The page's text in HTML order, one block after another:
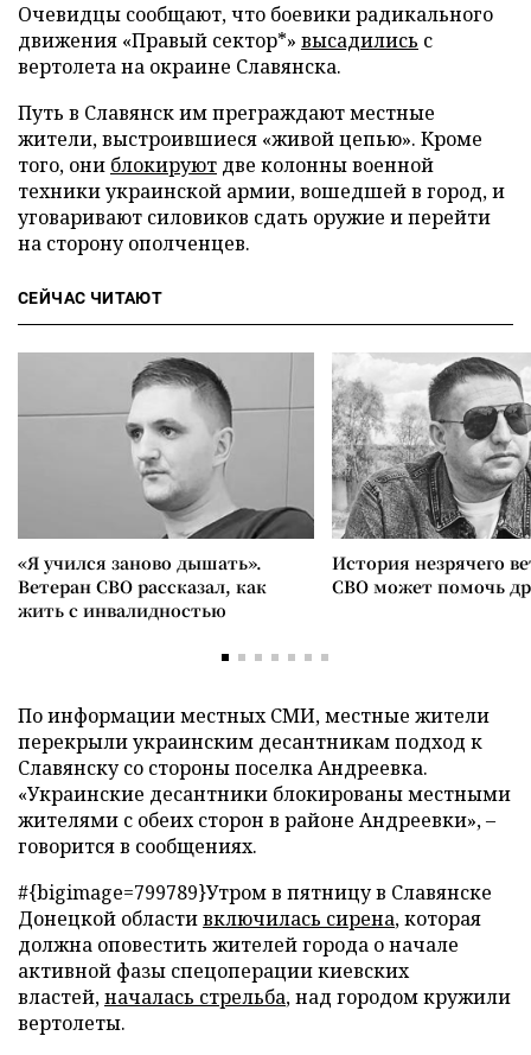
Очевидцы сообщают, что боевики радикального
движения «Правый сектор*» высадились с
вертолета на окраине Славянска.
Путь в Славянск им преграждают местные
жители, выстроившиеся «живой цепью». Кроме
того, они блокируют две колонны военной
техники украинской армии, вошедшей в город, и
уговаривают силовиков сдать оружие и перейти
на сторону ополченцев.
СЕЙЧАС ЧИТАЮТ
«Я учился заново дышать».
Ветеран СВО рассказал, как
жить с инвалидностью
История незрячего
СВО может помочь
По информации местных СМИ, местные жители
перекрыли украинским десантникам подход к
Славянску со стороны поселка Андреевка.
«Украинские десантники блокированы местными
жителями с обеих сторон в районе Андреевки»,–
говорится в сообщениях.
#{bigimage=799789}Утром в пятницу в Славянске
Донецкой областивключилась сирена, которая
должна оповестить жителей города о начале
активной фазы спецоперации киевских
властей,началась стрельба, над городом кружили
вертолеты.